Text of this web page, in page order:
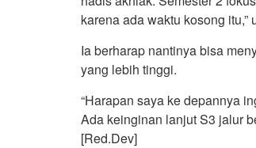
karena ada waktu kosong itu,”
Ia berharap nantinya bisa
yang lebih tinggi.
“Harapan saya ke depannya
Ada keinginan lanjut S3 jalur
[Red.Dev]